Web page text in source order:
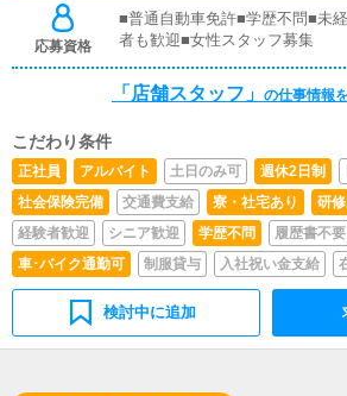
記）などの使い方などのアドバ
す。■PC更新業務ヘブンネット
店舗情報更新作業を行っていた
情報やイベント、求人ブログの
はボタンを押すだけや、ブログ
お過ごしいただくため、店内の
行っていただきます。
応募資格
■普通自動車免許■学歴不問■未
者も歓迎■女性スタッフ募集
「店舗スタッフ」 の仕事情報
こだわり条件
正社員 アルバイト 土日のみ可 週休2日制
社会保険完備
交通費支給 寮・社宅あり 研
経験者歓迎
シニア歓迎 学歴不問 履歴書不要
車･バイク通勤可
制服貸与 入社祝い金支給
検討中に追加